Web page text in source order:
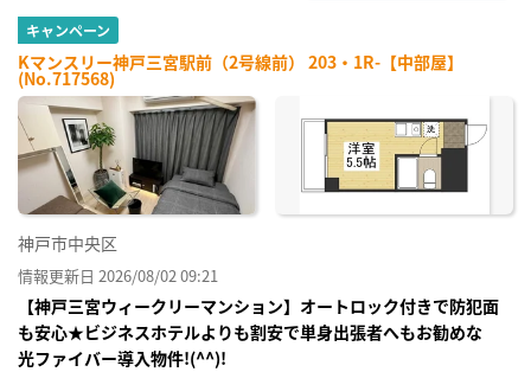
キャンペーン
Kマンスリー神戸三宮駅前（2号線前） 203・1R-【中部屋】
(No.717568)
神戸市中央区
情報更新日 2026/08/02 09:21
【神戸三宮ウィークリーマンション】オートロック付きで防犯面
も安心★ビジネスホテルよりも割安で単身出張者へもお勧めな
光ファイバー導入物件!(^^)!